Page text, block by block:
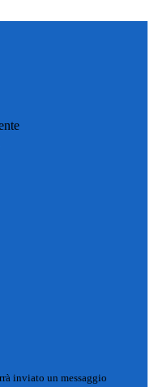
inviato un messaggio